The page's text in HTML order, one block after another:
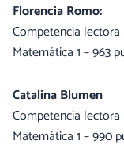
Florencia Romo:
Competencia lectora
Matemática 1 – 963
Catalina Blumen
Competencia
Matemática 1 – 990